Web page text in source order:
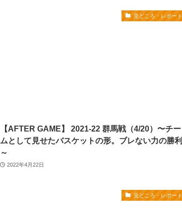
見どころ・レポート
【AFTER GAME】 2021-22 群馬戦（4/20）〜チー
ムとして見せたバスケットの形。ブレない力の勝利
～
2022年4月22日
見どころ・レポート